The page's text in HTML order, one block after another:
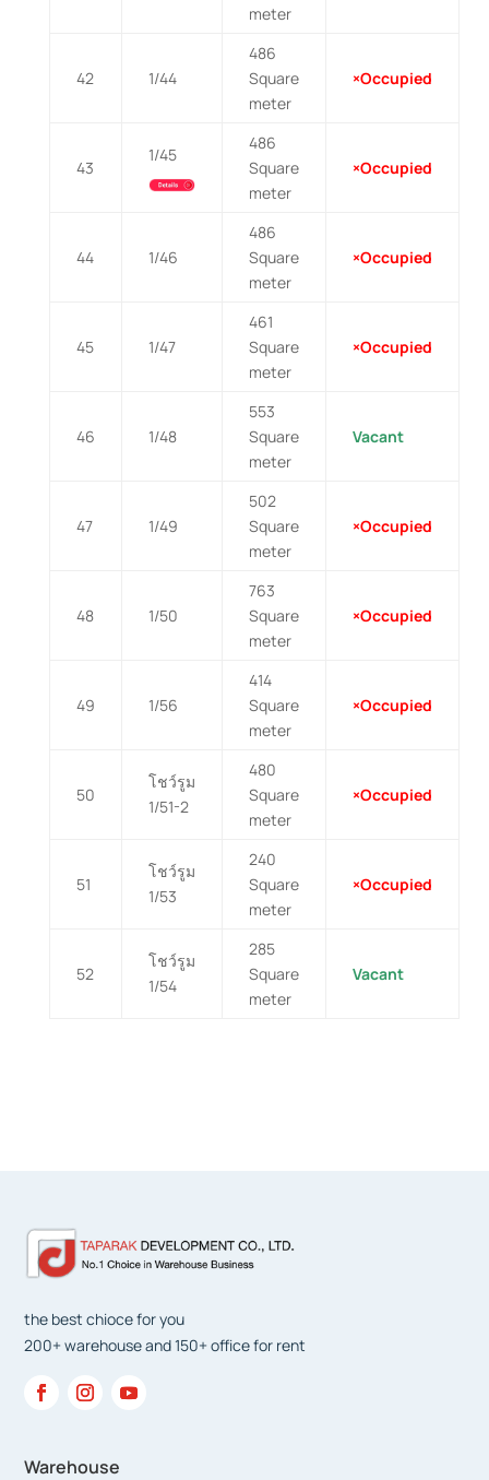
meter
42 1/44
486
Square
meter
×Occupied
43
1/45
486
Square
meter
×Occupied
44 1/46
486
Square
meter
×Occupied
45 1/47
461
Square
meter
×Occupied
46 1/48
553
Square
meter
Vacant
47 1/49
502
Square
meter
×Occupied
48 1/50
763
Square
meter
×Occupied
49 1/56
414
Square
meter
×Occupied
50
โชว์รูม
1/51-2
480
Square
meter
×Occupied
51
โชว์รูม
1/53
240
Square
meter
×Occupied
52
โชว์รูม
1/54
285
Square
meter
Vacant
the best chioce for you
200+ warehouse and 150+ office for rent
Warehouse